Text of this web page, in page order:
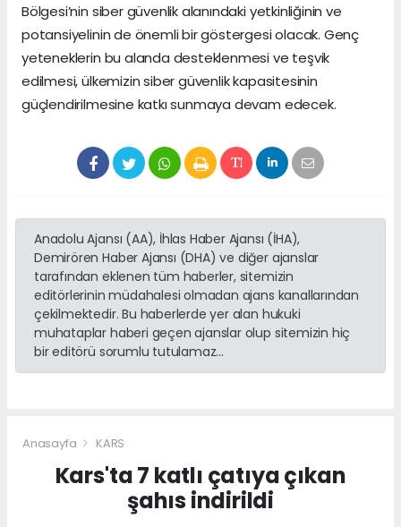
Bölgesi’nin siber güvenlik alanındaki yetkinliğinin ve
potansiyelinin de önemli bir göstergesi olacak. Genç
yeteneklerin bu alanda desteklenmesi ve teşvik
edilmesi, ülkemizin siber güvenlik kapasitesinin
güçlendirilmesine katkı sunmaya devam edecek.
Anadolu Ajansı (AA), İhlas Haber Ajansı (İHA),
Demirören Haber Ajansı (DHA) ve diğer ajanslar
tarafından eklenen tüm haberler, sitemizin
editörlerinin müdahalesi olmadan ajans kanallarından
çekilmektedir. Bu haberlerde yer alan hukuki
muhataplar haberi geçen ajanslar olup sitemizin hiç
bir editörü sorumlu tutulamaz...
Anasayfa KARS
Kars'ta 7 katlı çatıya çıkan
şahıs indirildi